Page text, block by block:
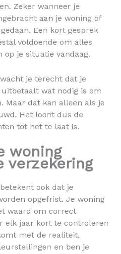
Zeker wanneer je
aan je woning of
Een kort gesprek
voldoende om alles
je situatie vandaag.
je terecht dat je
wat nodig is om
Maar dat kan alleen als je
Het loont dus de
tot het te laat is.
woning
verzekering
ook dat je
opgefrist. Je woning
waard om correct
elk jaar kort te controleren
met de realiteit,
en ben je